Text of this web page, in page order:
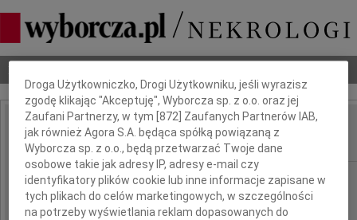
IMIĘ I NAZWISKO: Henryka Malicha
REGION: Wrocław
DATA EMISJI: 10.08.2009
Dbamy o Twoją prywatność
Droga Użytkowniczko, Drogi Użytkowniku, jeśli wyrazisz
zgodę klikając "Akceptuję", Wyborcza sp. z o.o. oraz jej
Zaufani Partnerzy, w tym [872 ] Zaufanych Partnerów IAB,
jak również Agora S.A. będąca spółką powiązaną z
Wyborcza sp. z o.o., będą przetwarzać Twoje dane
osobowe takie jak adresy IP, adresy e-mail czy
identyfikatory plików cookie lub inne informacje zapisane w
tych plikach do celów marketingowych, w szczególności
na potrzeby wyświetlania reklam dopasowanych do